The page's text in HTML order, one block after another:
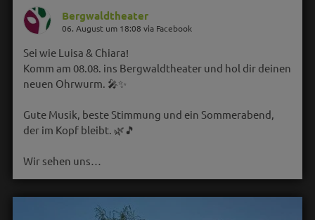
Bergwaldtheater
06. August um 18:08 via Facebook
Sei wie Luisa & Chiara!
Komm am 08.08. ins Bergwaldtheater und hol dir deinen
neuen Ohrwurm. 🎤✨
Gute Musik, beste Stimmung und ein Sommerabend,
der im Kopf bleibt. 🌿🎵
Wir sehen uns…